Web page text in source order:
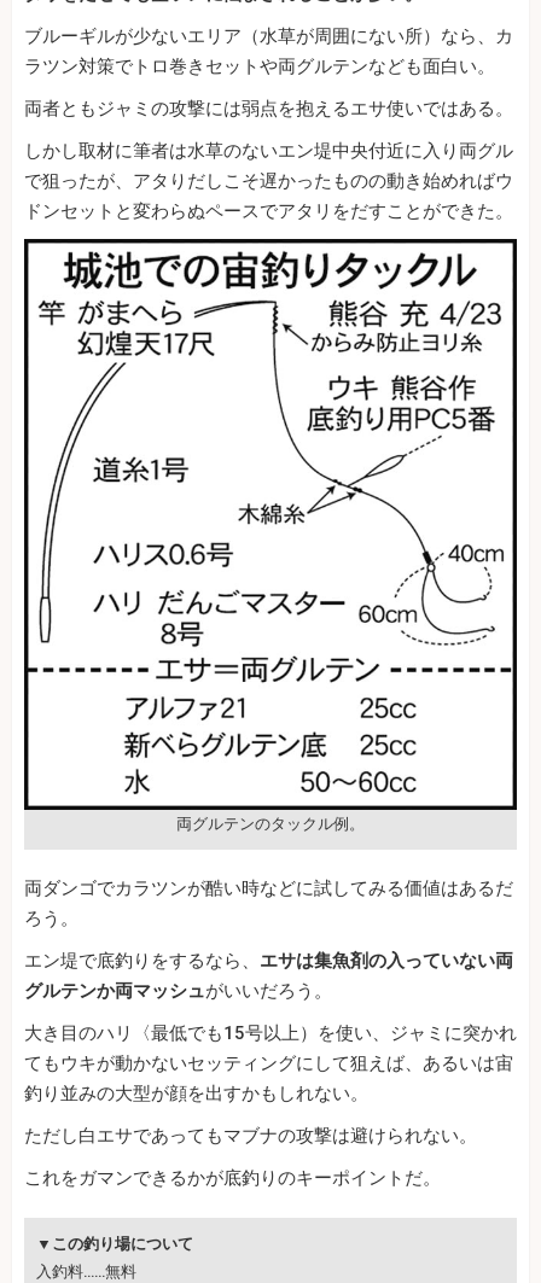
ブルーギルが少ないエリア（水草が周囲にない所）なら、カ
ラツン対策でトロ巻きセットや両グルテンなども面白い。
両者ともジャミの攻撃には弱点を抱えるエサ使いではある。
しかし取材に筆者は水草のないエン堤中央付近に入り両グル
で狙ったが、アタりだしこそ遅かったものの動き始めればウ
ドンセットと変わらぬペースでアタリをだすことができた。
両グルテンのタックル例。
両ダンゴでカラツンが酷い時などに試してみる価値はあるだ
ろう。
エン堤で底釣りをするなら、 エサは集魚剤の入っていない両
グルテンか両マッシュがいいだろう。
大き目のハリ〈最低でも15号以上）を使い、ジャミに突かれ
てもウキが動かないセッティングにして狙えば、あるいは宙
釣り並みの大型が顔を出すかもしれない。
ただし白エサであってもマブナの攻撃は避けられない。
これをガマンできるかが底釣りのキーポイントだ。
▼この釣り場について
入釣料……無料